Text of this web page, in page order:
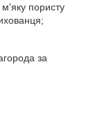
пористу
за